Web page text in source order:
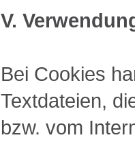
V.
Bei Cookies
Textdateien,
bzw. vom